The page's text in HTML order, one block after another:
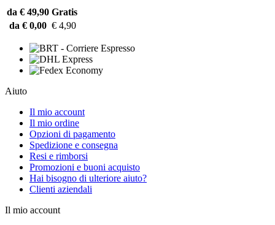
da € 49,90 Gratis
da € 0,00 € 4,90
Aiuto
Il mio account
Il mio ordine
Opzioni di pagamento
Spedizione e consegna
Resi e rimborsi
Promozioni e buoni acquisto
Hai bisogno di ulteriore aiuto?
Clienti aziendali
Il mio account